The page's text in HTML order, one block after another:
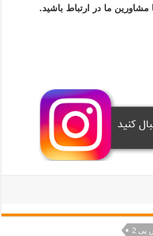
مشاورین ما در ارتباط باشید.